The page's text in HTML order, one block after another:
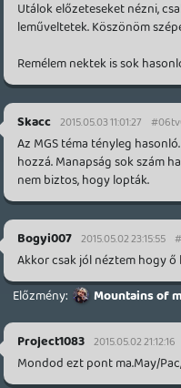
Utálok előzeteseket nézni,
leműveltetek. Köszönöm
Remélem nektek is sok
Skacc 2015.05.03 11:01:27
Az MGS téma tényleg
hozzá. Manapság sok szám
nem biztos, hogy lopták.
Bogyi007 2015.05.02 23:15:55
Akkor csak jól néztem hogy ő
Mountains of
Project1083 2015.05.02 21:12:16
Mondod ezt pont ma.May/